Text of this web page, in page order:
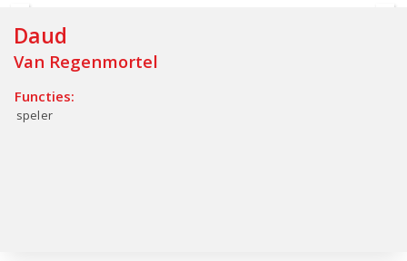
Daud
Van Regenmortel
Functies:
speler